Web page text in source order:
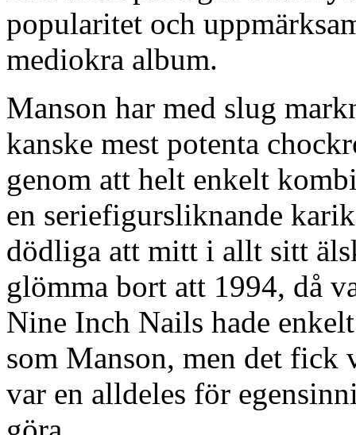
popularitet och
mediokra album.
Manson har med slug
kanske mest potenta
genom att helt enkelt
en seriefigursliknande
dödliga att mitt i allt sitt
glömma bort att 1994, då
Nine Inch Nails hade
som Manson, men det fick
var en alldeles för